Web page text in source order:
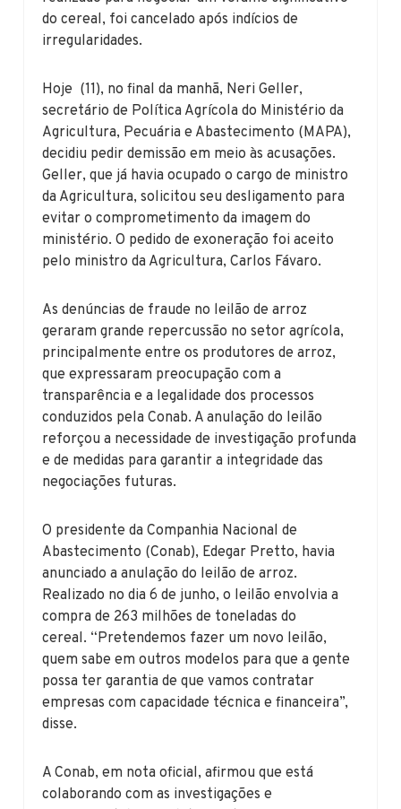
do cereal, foi cancelado após indícios de
irregularidades.
Hoje (11), no final da manhã, Neri Geller,
secretário de Política Agrícola do Ministério da
Agricultura, Pecuária e Abastecimento (MAPA),
decidiu pedir demissão em meio às acusações.
Geller, que já havia ocupado o cargo de ministro
da Agricultura, solicitou seu desligamento para
evitar o comprometimento da imagem do
ministério. O pedido de exoneração foi aceito
pelo ministro da Agricultura, Carlos Fávaro.
As denúncias de fraude no leilão de arroz
geraram grande repercussão no setor agrícola,
principalmente entre os produtores de arroz,
que expressaram preocupação com a
transparência e a legalidade dos processos
conduzidos pela Conab. A anulação do leilão
reforçou a necessidade de investigação profunda
e de medidas para garantir a integridade das
negociações futuras.
O presidente da Companhia Nacional de
Abastecimento (Conab), Edegar Pretto, havia
anunciado a anulação do leilão de arroz.
Realizado no dia 6 de junho, o leilão envolvia a
compra de 263 milhões de toneladas do
cereal. “Pretendemos fazer um novo leilão,
quem sabe em outros modelos para que a gente
possa ter garantia de que vamos contratar
empresas com capacidade técnica e financeira”,
disse.
A Conab, em nota oficial, afirmou que está
colaborando com as investigações e